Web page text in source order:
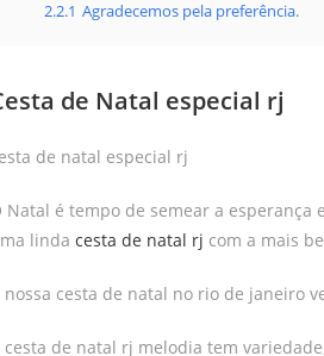
2.2.1 Agradecemos pela preferência.
de Natal especial rj
de natal especial rj
Natal é tempo de semear a
linda cesta de natal rj com a mais
nossa cesta de natal no rio de janeiro
cesta de natal rj melodia tem